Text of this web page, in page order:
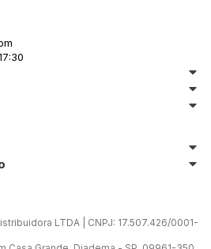
LTDA | CNPJ: 17.507.426/0001-